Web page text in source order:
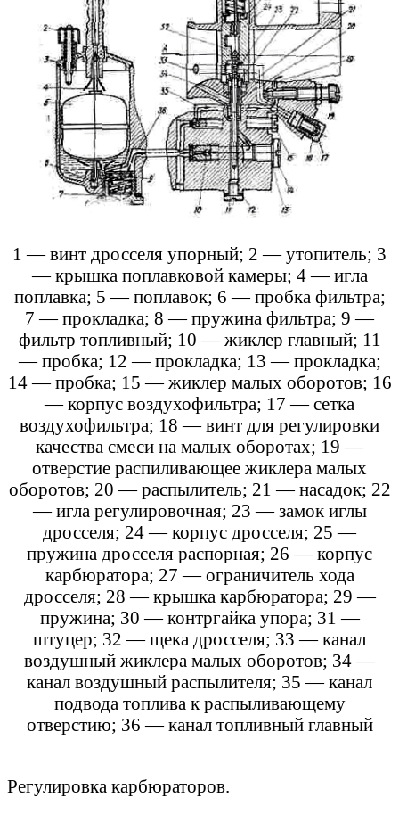
1 — винт дросселя упорный; 2 — утопитель; 3
— крышка поплавковой камеры; 4 — игла
поплавка; 5 — поплавок; 6 — пробка фильтра;
7 — прокладка; 8 — пружина фильтра; 9 —
фильтр топливный; 10 — жиклер главный; 11
— пробка; 12 — прокладка; 13 — прокладка;
14 — пробка; 15 — жиклер малых оборотов; 16
— корпус воздухофильтра; 17 — сетка
воздухофильтра; 18 — винт для регулировки
качества смеси на малых оборотах; 19 —
отверстие распиливающее жиклера малых
оборотов; 20 — распылитель; 21 — насадок; 22
— игла регулировочная; 23 — замок иглы
дросселя; 24 — корпус дросселя; 25 —
пружина дросселя распорная; 26 — корпус
карбюратора; 27 — ограничитель хода
дросселя; 28 — крышка карбюратора; 29 —
пружина; 30 — контргайка упора; 31 —
штуцер; 32 — щека дросселя; 33 — канал
воздушный жиклера малых оборотов; 34 —
канал воздушный распылителя; 35 — канал
подвода топлива к распыливающему
отверстию; 36 — канал топливный главный
Регулировка карбюраторов.